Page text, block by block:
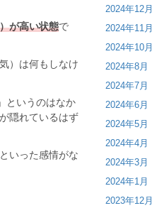
が高い状態で
）は何もしなけ
というのはなか
隠れているはず
いった感情がな
2024年12月
2024年11月
2024年10月
2024年8月
2024年7月
2024年6月
2024年5月
2024年4月
2024年3月
2024年1月
2023年12月